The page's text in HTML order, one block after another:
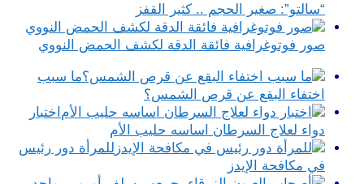
“سالتو”: صغير الحجم .. كثير القفز
صور فوتوغرافية فائقة الدقة لكشف الحمض النووي
ما سبب
اختفاء البقع عن قرص الشمس؟
اختبار
دواء لعلاج السرطان اساسه حليب الأم
للمرأة دور رئيس
في مكافحة الإيدز